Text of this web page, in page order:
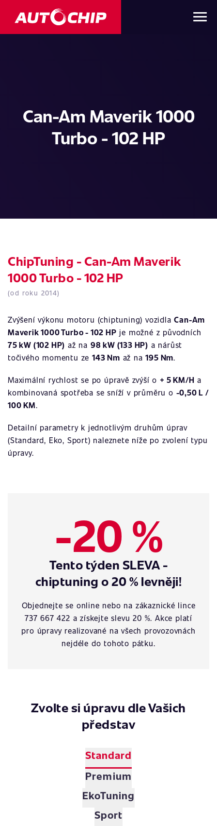
Can-Am Maverik 1000
Turbo - 102 HP
ChipTuning - Can-Am Maverik
1000 Turbo - 102 HP
(od roku 2014)
Zvýšení výkonu motoru (chiptuning) vozidlaCan-Am
Maverik 1000 Turbo - 102 HP je možné z původních
75 kW (102 HP) až na 98 kW (133 HP) a nárůst
točivého momentu ze143 Nm až na195 Nm.
Maximální rychlost se po úpravě zvýší o + 5 KM/H a
kombinovaná spotřeba se sníží v průměru o -0,50 L /
100 KM.
Detailní parametry k jednotlivým druhům úprav
(Standard, Eko, Sport) naleznete níže po zvolení typu
úpravy.
-20 %
Tento týden SLEVA -
chiptuning o 20 % levněji!
Objednejte se online nebo na zákaznické lince
737 667 422 a získejte slevu 20 %. Akce platí
pro úpravy realizované na všech provozovnách
nejdéle do tohoto pátku.
Zvolte si úpravu dle Vašich
představ
Standard
Premium
EkoTuning
Sport